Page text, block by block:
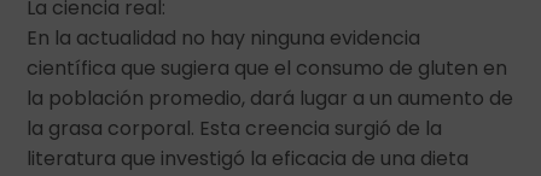
La ciencia real:
En la actualidad no hay ninguna evidencia
científica que sugiera que el consumo de gluten en
la población promedio, dará lugar a un aumento de
la grasa corporal. Esta creencia surgió de la
literatura que investigó la eficacia de una dieta